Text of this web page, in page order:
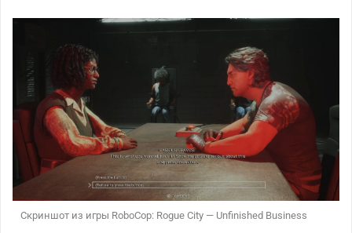
Скриншот из игры RoboCop: Rogue City — Unfinished Business